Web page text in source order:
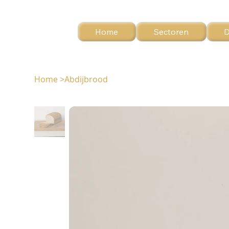
Home Sectoren
Home>Abdijbrood